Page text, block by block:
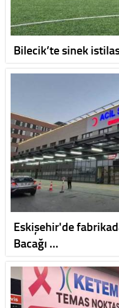
Bilecik’te sinek
Eskişehir'de
Bacağı …